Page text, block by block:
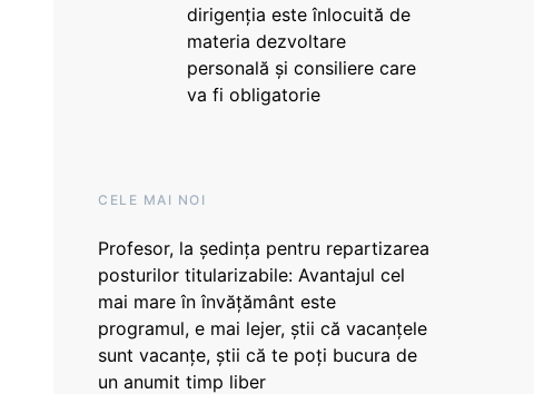
dirigenția este înlocuită de
materia dezvoltare
personală și consiliere care
va fi obligatorie
CELE MAI NOI
Profesor, la ședința pentru repartizarea
posturilor titularizabile: Avantajul cel
mai mare în învățământ este
programul, e mai lejer, știi că vacanțele
sunt vacanţe, știi că te poți bucura de
un anumit timp liber